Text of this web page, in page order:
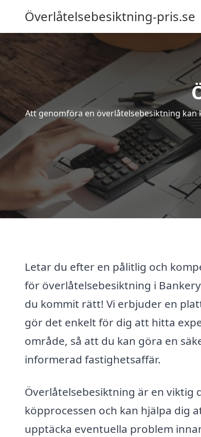
Överlåtelsebesiktning-pris.se
Att genomföra en överlåtelsebesiktning
Letar du efter en pålitlig och
för överlåtelsebesiktning i
du kommit rätt! Vi erbjuder en
gör det enkelt för dig att hitta
område, så att du kan göra en
informerad fastighetsaffär.
Överlåtelsebesiktning är en viktig
köpprocessen och kan hjälpa dig
upptäcka eventuella problem